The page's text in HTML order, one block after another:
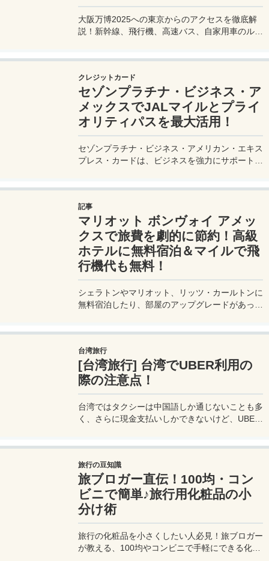
大阪万博2025への東京からのアクセスを徹底解
説！新幹線、飛行機、高速バス、自家用車のルー
クレジットカード
セゾンプラチナ・ビジネス・ア
メックスでJALマイルとプライ
オリティパスを最大活用！
セゾンプラチナ・ビジネス・アメリカン・エキス
プレス・カードは、ビジネスを強力にサポートす
最適です。初年度の年会費無料も魅力。ステータ
スと実用性を兼ね備えたビジネスカードで、あな
たのビジネスをワンランクアップさせませんか？
記事
マリオット ボンヴォイ アメッ
クスで旅費を劇的に節約！高級
ホテルに無料宿泊＆マイルで飛
行機代も無料！
シェラトンやマリオット、リッツ・カールトンに
無料宿泊したり、部屋のアップグレードがあった
カード 」の魅力とメリット、デメリットを交え
詳しく紹介していきたい。
台湾旅行
[台湾旅行] 台湾でUBER利用の
際の注意点！
台湾ではタクシーは中国語しか通じないことも多
く、さらに現金支払いしかできないけど、UBER
舞われることもあるので注意が必要だ。
旅行の豆知識
旅ブロガー直伝！100均・コン
ビニで簡単♪旅行用化粧品の小
分け術
旅行の化粧品を小さくしたい人必見！旅ブロガー
が教える、100均やコンビニで手軽にできる化粧